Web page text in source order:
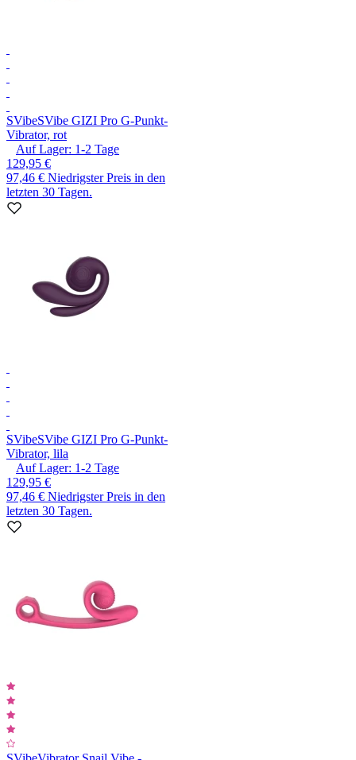
SVibeSVibe GIZI Pro G-Punkt-
Vibrator, rot
Auf Lager: 1-2 Tage
129,95 €
97,46 € Niedrigster Preis in den
letzten 30 Tagen.
SVibeSVibe GIZI Pro G-Punkt-
Vibrator, lila
Auf Lager: 1-2 Tage
129,95 €
97,46 € Niedrigster Preis in den
letzten 30 Tagen.